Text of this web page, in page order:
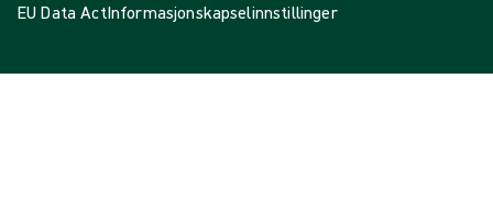
EU Data ActInformasjonskapselinnstillinger